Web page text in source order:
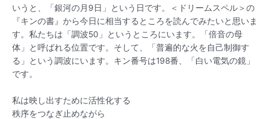
いうと、「銀河の月9日」という日です。＜ドリームスペル＞の
『キンの書』から今日に相当するところを読んでみたいと思いま
す。私たちは「調波50」というところにいます。「倍音の母
体」と呼ばれる位置です。そして、「普遍的な火を自己制御す
る」という調波にいます。キン番号は198番、「白い電気の鏡」
です。
私は映し出すために活性化する
秩序をつなぎ止めながら